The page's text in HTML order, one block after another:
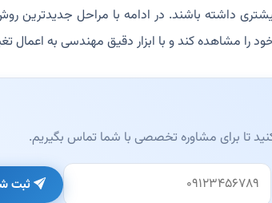
داشته باشند. در ادامه با مراحل جدیدترین
را مشاهده کند و با ابزار دقیق مهندسی به اعمال
تا برای مشاوره تخصصی با شما تماس بگیریم.
ثبت